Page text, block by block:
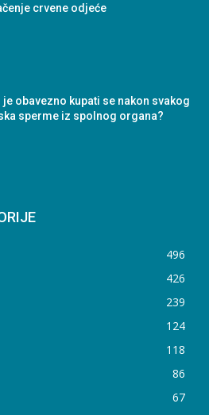
crvene odjeće
je obavezno kupati se nakon svakog
sperme iz spolnog organa?
496
426
239
124
118
86
67